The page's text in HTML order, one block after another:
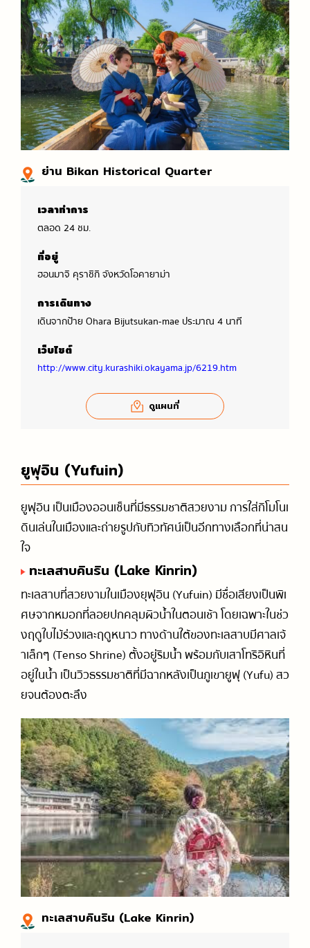
ย่าน Bikan Historical Quarter
เวลาทำการ
ตลอด 24 ชม.
ที่อยู่
ฮอนมาจิ คุราชิกิ จังหวัดโอคายาม่า
การเดินทาง
เดินจากป้าย Ohara Bijutsukan-mae ประมาณ 4 นาที
เว็บไซต์
http://www.city.kurashiki.okayama.jp/6219.htm
ดูแผนที่
ยูฟุอิน (Yufuin)
ยูฟุอิน เป็นเมืองออนเซ็นที่มีธรรมชาติสวยงาม การใส่กิโมโนเ
ดินเล่นในเมืองและถ่ายรูปกับทิวทัศน์เป็นอีกทางเลือกที่น่าสน
ใจ
ทะเลสาบคินริน (Lake Kinrin)
ทะเลสาบที่สวยงามในเมืองยุฟุอิน (Yufuin) มีชื่อเสียงเป็นพิเ
ศษจากหมอกที่ลอยปกคลุมผิวน้ำในตอนเช้า โดยเฉพาะในช่ว
งฤดูใบไม้ร่วงและฤดูหนาว ทางด้านใต้ของทะเลสาบมีศาลเจ้
าเล็กๆ (Tenso Shrine) ตั้งอยู่ริมน้ำ พร้อมกับเสาโทริอิหินที่
อยู่ในน้ำ เป็นวิวธรรมชาติที่มีฉากหลังเป็นภูเขายูฟุ (Yufu) สว
ยจนต้องตะลึง
ทะเลสาบคินริน (Lake Kinrin)